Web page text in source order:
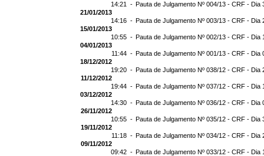
14:21 - Pauta de Julgamento Nº 004/13 - CRF - Dia
21/01/2013
14:16 - Pauta de Julgamento Nº 003/13 - CRF - Dia
15/01/2013
10:55 - Pauta de Julgamento Nº 002/13 - CRF - Dia
04/01/2013
11:44 - Pauta de Julgamento Nº 001/13 - CRF - Dia
18/12/2012
19:20 - Pauta de Julgamento Nº 038/12 - CRF - Dia
11/12/2012
19:44 - Pauta de Julgamento Nº 037/12 - CRF - Dia
03/12/2012
14:30 - Pauta de Julgamento Nº 036/12 - CRF - Dia
26/11/2012
10:55 - Pauta de Julgamento Nº 035/12 - CRF - Dia
19/11/2012
11:18 - Pauta de Julgamento Nº 034/12 - CRF - Dia
09/11/2012
09:42 - Pauta de Julgamento Nº 033/12 - CRF - Dia